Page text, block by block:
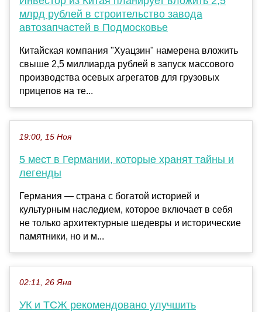
млрд рублей в строительство завода
автозапчастей в Подмосковье
Китайская компания "Хуацзин" намерена вложить
свыше 2,5 миллиарда рублей в запуск массового
производства осевых агрегатов для грузовых
прицепов на те...
19:00, 15 Ноя
5 мест в Германии, которые хранят тайны и
легенды
Германия — страна с богатой историей и
культурным наследием, которое включает в себя
не только архитектурные шедевры и исторические
памятники, но и м...
02:11, 26 Янв
УК и ТСЖ рекомендовано улучшить